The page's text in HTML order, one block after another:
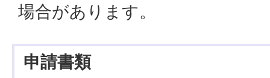
場合があります。
申請書類